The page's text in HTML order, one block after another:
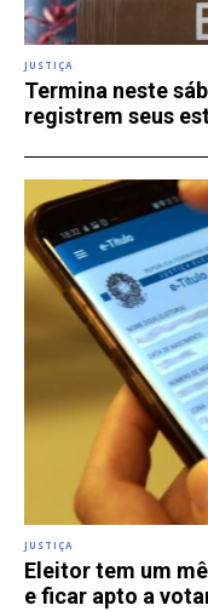
JUSTIÇA
Termina neste
registrem seus
JUSTIÇA
Eleitor tem um
e ficar apto a